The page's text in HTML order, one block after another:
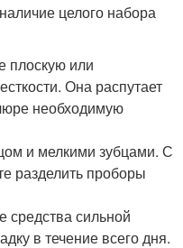
целого набора
плоскую или
Она распутает
необходимую
и мелкими зубцами. С
разделить проборы
средства сильной
в течение всего дня.